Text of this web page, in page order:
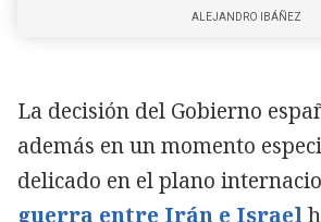
ALEJANDRO IBÁÑEZ
La decisión del Gobierno
además en un momento
delicado en el plano
guerra entre Irán e Israel